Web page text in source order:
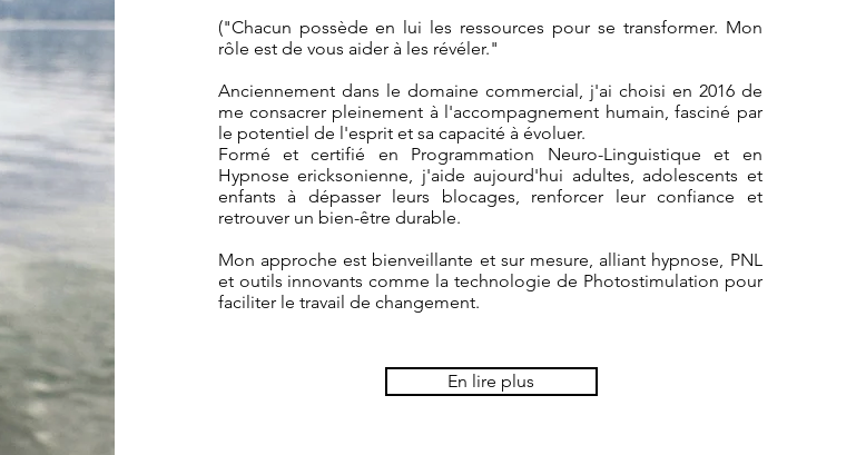
("Chacun possède en lui les ressources pour se transformer. Mon
rôle est de vous aider à les révéler."
Anciennement dans le domaine commercial, j'ai choisi en 2016 de
me consacrer pleinement à l'accompagnement humain, fasciné par
le potentiel de l'esprit et sa capacité à évoluer.
Formé et certifié en Programmation Neuro-Linguistique et en
Hypnose ericksonienne, j'aide aujourd'hui adultes, adolescents et
enfants à dépasser leurs blocages, renforcer leur confiance et
retrouver un bien-être durable.
Mon approche est bienveillante et sur mesure, alliant hypnose, PNL
et outils innovants comme la technologie de Photostimulation pour
faciliter le travail de changement.
En lire plus